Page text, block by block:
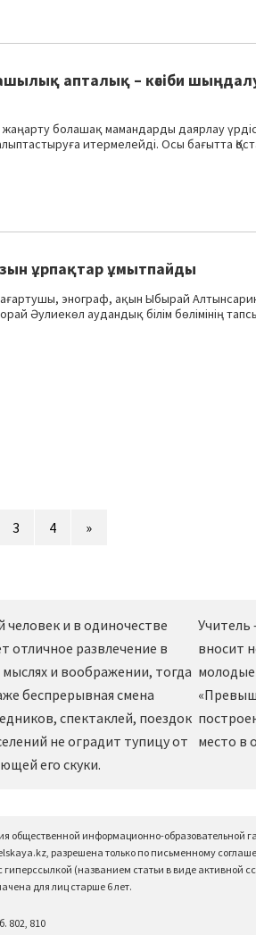
апталық – кәсіби
жаңарту болашақ мамандарды даярлау
итермелейді. Осы бағытта
ұрпақтар ұмытпайды
энограф, ақын Ыбырай
Әулиекөл аудандық білім бөлімінің
3 4 »
человек и в одиночестве
отличное развлечение в
мыслях и воображении, тогда
беспрерывная смена
спектаклей, поездок
не оградит тупицу от
его скуки.
Учитель
вносит
место в
общественной информационно-образовательной
разрешена только по письменному
(названием статьи в виде активной
для лиц старше 6 лет.
802, 810